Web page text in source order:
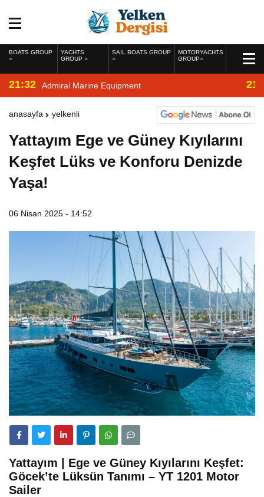
BOATS GROUP
YACHTS
GROUP
SAIL BOATS GROUP
MOTORYACHTS
GROUP
21:32 Admiral Marine Equipment
anasayfa yelkenli
Yattayım Ege ve Güney Kıyılarını
Keşfet Lüks ve Konforu Denizde
Yaşa!
06 Nisan 2025 - 14:52
Yattayım | Ege ve Güney Kıyılarını Keşfet:
Göcek’te Lüksün Tanımı – YT 1201 Motor
Sailer